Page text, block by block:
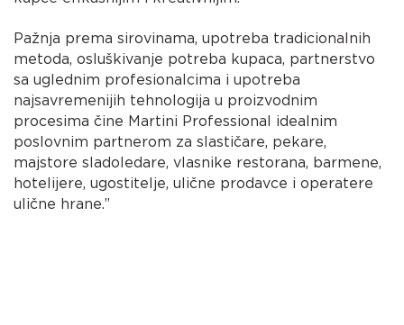
Pažnja prema sirovinama, upotreba tradicionalnih
metoda, osluškivanje potreba kupaca, partnerstvo
sa uglednim profesionalcima i upotreba
najsavremenijih tehnologija u proizvodnim
procesima čine Martini Professional idealnim
poslovnim partnerom za slastičare, pekare,
majstore sladoledare, vlasnike restorana, barmene,
hotelijere, ugostitelje, ulične prodavce i operatere
ulične hrane.”